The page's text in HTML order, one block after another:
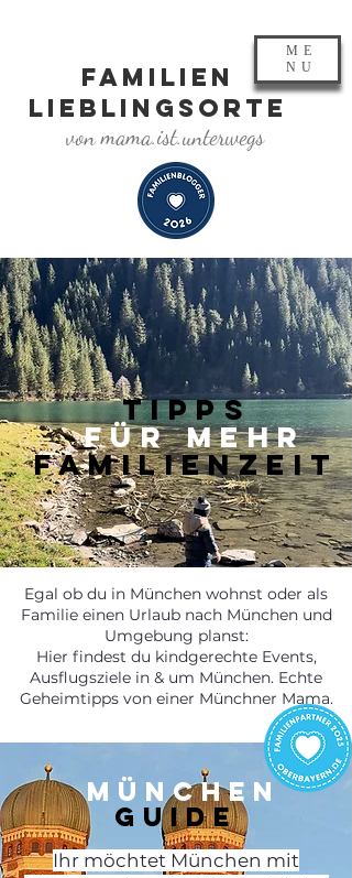
FAMILIEN
LIEBLINGSORTE
von mama.ist.unterwegs
ME
NU
TIPPS
FÜR MEHR
FAMILIENZEIT
Egal ob du in München wohnst oder als
Familie einen Urlaub nach München und
Umgebung planst:
Hier findest du kindgerechte Events,
Ausflugsziele in & um München. Echte
Geheimtipps von einer Münchner Mama.
MÜNCHEN
GUIDE
Ihr möchtet München mit